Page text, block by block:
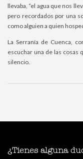
llevaba, “el agua que nos
pero recordados por una
como alguien a quien
La Serranía de Cuenca,
escuchar una de las cosas
silencio.
¿Tienes alguna